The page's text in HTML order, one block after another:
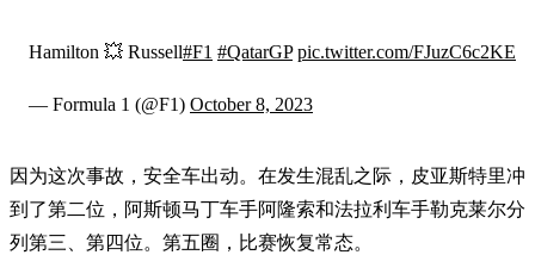
Hamilton 💥 Russell#F1 #QatarGP pic.twitter.com/FJuzC6c2KE
— Formula 1 (@F1) October 8, 2023
因为这次事故，安全车出动。在发生混乱之际，皮亚斯特里冲
到了第二位，阿斯顿马丁车手阿隆索和法拉利车手勒克莱尔分
列第三、第四位。第五圈，比赛恢复常态。